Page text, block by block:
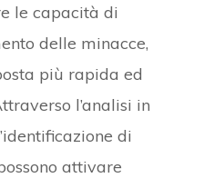
le capacità di
delle minacce,
più rapida ed
l’analisi in
di
attivare